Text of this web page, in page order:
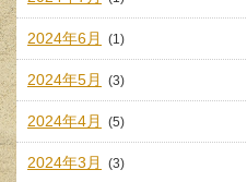
2024年6月 (1)
2024年5月 (3)
2024年4月 (5)
2024年3月 (3)